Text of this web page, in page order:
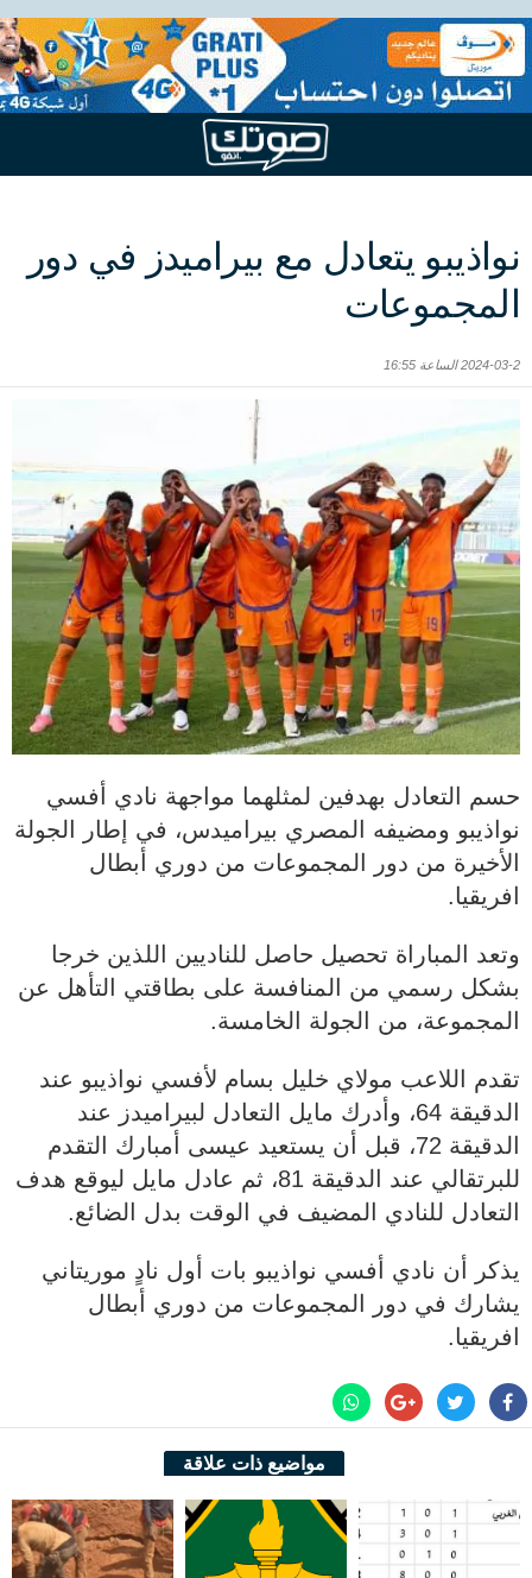
نواذيبو يتعادل مع بيراميدز في دور
المجموعات
2024-03-2 الساعة 16:55
حسم التعادل بهدفين لمثلهما مواجهة نادي أفسي
نواذيبو ومضيفه المصري بيراميدس، في إطار الجولة
الأخيرة من دور المجموعات من دوري أبطال
افريقيا.
وتعد المباراة تحصيل حاصل للناديين اللذين خرجا
بشكل رسمي من المنافسة على بطاقتي التأهل عن
المجموعة، من الجولة الخامسة.
تقدم اللاعب مولاي خليل بسام لأفسي نواذيبو عند
الدقيقة 64، وأدرك مايل التعادل لبيراميدز عند
الدقيقة 72، قبل أن يستعيد عيسى أمبارك التقدم
للبرتقالي عند الدقيقة 81، ثم عادل مايل ليوقع هدف
التعادل للنادي المضيف في الوقت بدل الضائع.
يذكر أن نادي أفسي نواذيبو بات أول نادٍ موريتاني
يشارك في دور المجموعات من دوري أبطال
افريقيا.
مواضيع ذات علاقة